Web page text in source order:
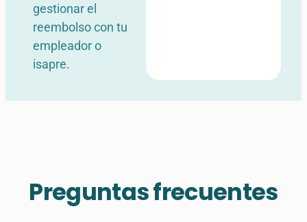
gestionar el
reembolso con tu
empleador o
isapre.
Preguntas frecuentes